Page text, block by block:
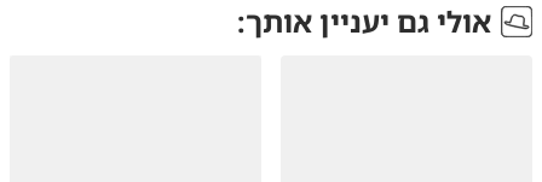
אולי גם יעניין אותך: